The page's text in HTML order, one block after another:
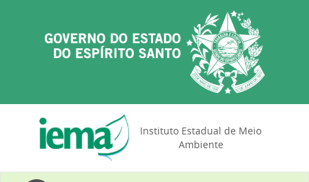
Instituto Estadual de Meio
Ambiente